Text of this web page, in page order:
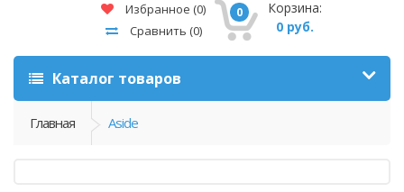
Избранное (0)
Сравнить (0)
0
Корзина:
0 руб.
Каталог товаров
Главная Aside